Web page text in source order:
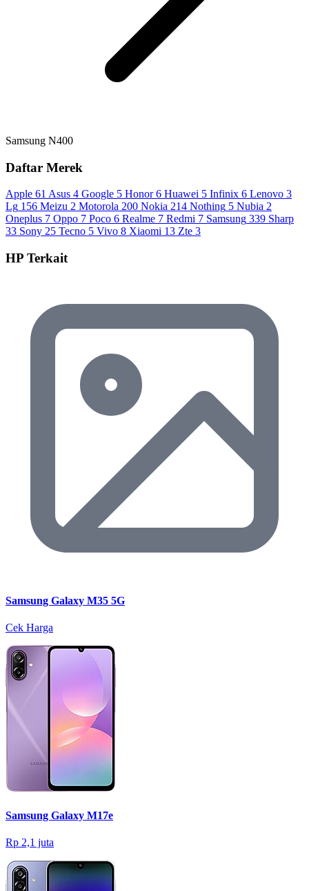
Samsung N400
Daftar Merek
Apple 61 Asus 4 Google 5 Honor 6 Huawei 5 Infinix 6 Lenovo 3
Lg 156 Meizu 2 Motorola 200 Nokia 214 Nothing 5 Nubia 2
Oneplus 7 Oppo 7 Poco 6 Realme 7 Redmi 7 Samsung 339 Sharp
33 Sony 25 Tecno 5 Vivo 8 Xiaomi 13 Zte 3
HP Terkait
Samsung Galaxy M35 5G
Cek Harga
Samsung Galaxy M17e
Rp 2,1 juta